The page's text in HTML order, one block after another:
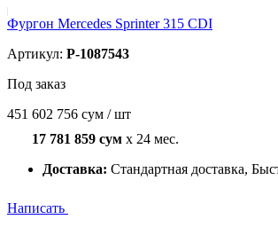
Фургон Mercedes Sprinter 315 CDI
Артикул: P-1087543
Под заказ
451 602 756 сум / шт
17 781 859 сум x 24 мес.
Доставка: Стандартная доставка,
Написать